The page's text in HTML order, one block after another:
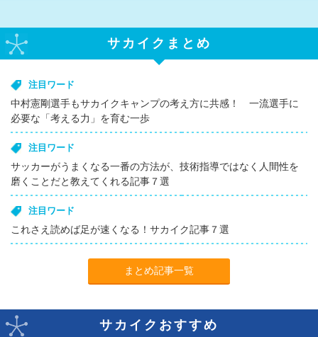
サカイクまとめ
注目ワード
中村憲剛選手もサカイクキャンプの考え方に共感！ 一流選手に
必要な「考える力」を育む一歩
注目ワード
サッカーがうまくなる一番の方法が、技術指導ではなく人間性を
磨くことだと教えてくれる記事７選
注目ワード
これさえ読めば足が速くなる！サカイク記事７選
まとめ記事一覧
サカイクおすすめ